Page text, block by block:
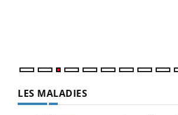
LES MALADIES